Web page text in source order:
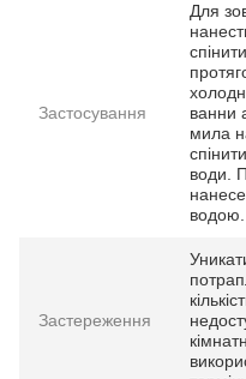
Застосування
Для
ванни
мила
води.
водою.
Застереження